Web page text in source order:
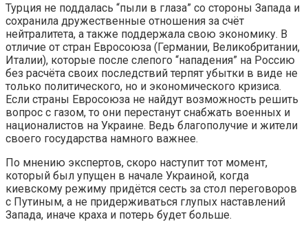
Турция не поддалась “пыли в глаза” со стороны Запада и
сохранила дружественные отношения за счёт
нейтралитета, а также поддержала свою экономику. В
отличие от стран Евросоюза (Германии, Великобритании,
Италии), которые после слепого “нападения” на Россию
без расчёта своих последствий терпят убытки в виде не
только политического, но и экономического кризиса.
Если страны Евросоюза не найдут возможность решить
вопрос с газом, то они перестанут снабжать военных и
националистов на Украине. Ведь благополучие и жители
своего государства намного важнее.
По мнению экспертов, скоро наступит тот момент,
который был упущен в начале Украиной, когда
киевскому режиму придётся сесть за стол переговоров
с Путиным, а не придерживаться глупых наставлений
Запада, иначе краха и потерь будет больше.